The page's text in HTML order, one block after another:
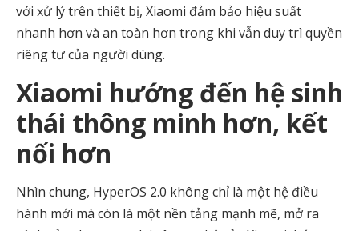
với xử lý trên thiết bị, Xiaomi đảm bảo hiệu suất
nhanh hơn và an toàn hơn trong khi vẫn duy trì quyền
riêng tư của người dùng.
Xiaomi hướng đến hệ sinh
thái thông minh hơn, kết
nối hơn
Nhìn chung, HyperOS 2.0 không chỉ là một hệ điều
hành mới mà còn là một nền tảng mạnh mẽ, mở ra